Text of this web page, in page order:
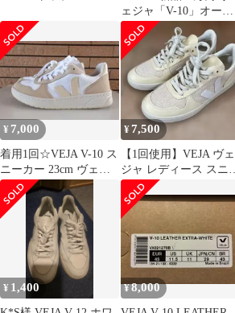
ェジャ「V-10」オール
ホワイトレザースニー
カー26cm
¥ 7,000
着用1回☆VEJA V-10 ス
ニーカー 23cm ヴェジ
ャ ベージュ
¥7,500
【1回使用】VEJA ヴェ
ジャ レディース スニー
カー V-10 23cm
¥ 1,400 ¥8,000